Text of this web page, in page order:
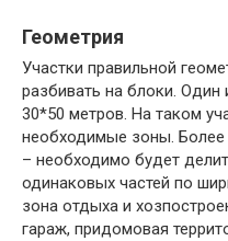
Геометрия
Участки правильной
разбивать на блоки.
30*50 метров. На таком
необходимые зоны. Более
– необходимо будет
одинаковых частей по
зона отдыха и
гараж, придомовая